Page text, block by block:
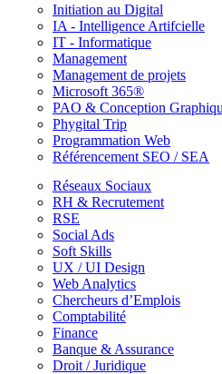
Initiation au Digital
IA - Intelligence Artifcielle
IT - Informatique
Management
Management de projets
Microsoft 365®
PAO & Conception
Phygital Trip
Programmation Web
Référencement SEO / SEA
Réseaux Sociaux
RH & Recrutement
RSE
Social Ads
Soft Skills
UX / UI Design
Web Analytics
Chercheurs d’Emplois
Comptabilité
Finance
Banque & Assurance
Droit / Juridique